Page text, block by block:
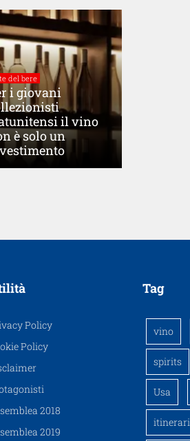
del bere
i giovani
il vino
è solo un
Policy
Policy
2018
2019
Tag
vino
spirits
Usa
itinerari